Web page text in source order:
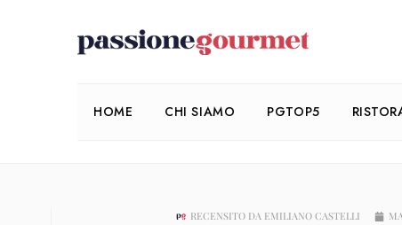
HOME CHI SIAMO PGTOP5
RECENSITO DA EMILIANO CASTELLI